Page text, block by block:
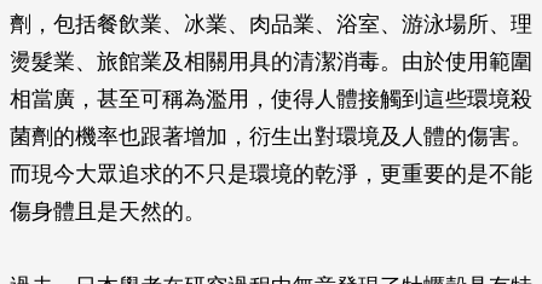
劑，包括餐飲業、冰業、肉品業、浴室、游泳場所、理
燙髮業、旅館業及相關用具的清潔消毒。由於使用範圍
相當廣，甚至可稱為濫用，使得人體接觸到這些環境殺
菌劑的機率也跟著增加，衍生出對環境及人體的傷害。
而現今大眾追求的不只是環境的乾淨，更重要的是不能
傷身體且是天然的。